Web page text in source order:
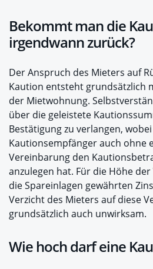
Bekommt man die
irgendwann zurück?
Der Anspruch des Mieters auf
Kaution entsteht grundsätzlich
der Mietwohnung.
über die geleistete
Bestätigung zu verlangen,
Kautionsempfänger auch ohne
Vereinbarung den
anzulegen hat. Für die Höhe
die Spareinlagen gewährten
Verzicht des Mieters auf diese
grundsätzlich auch unwirksam.
Wie hoch darf eine